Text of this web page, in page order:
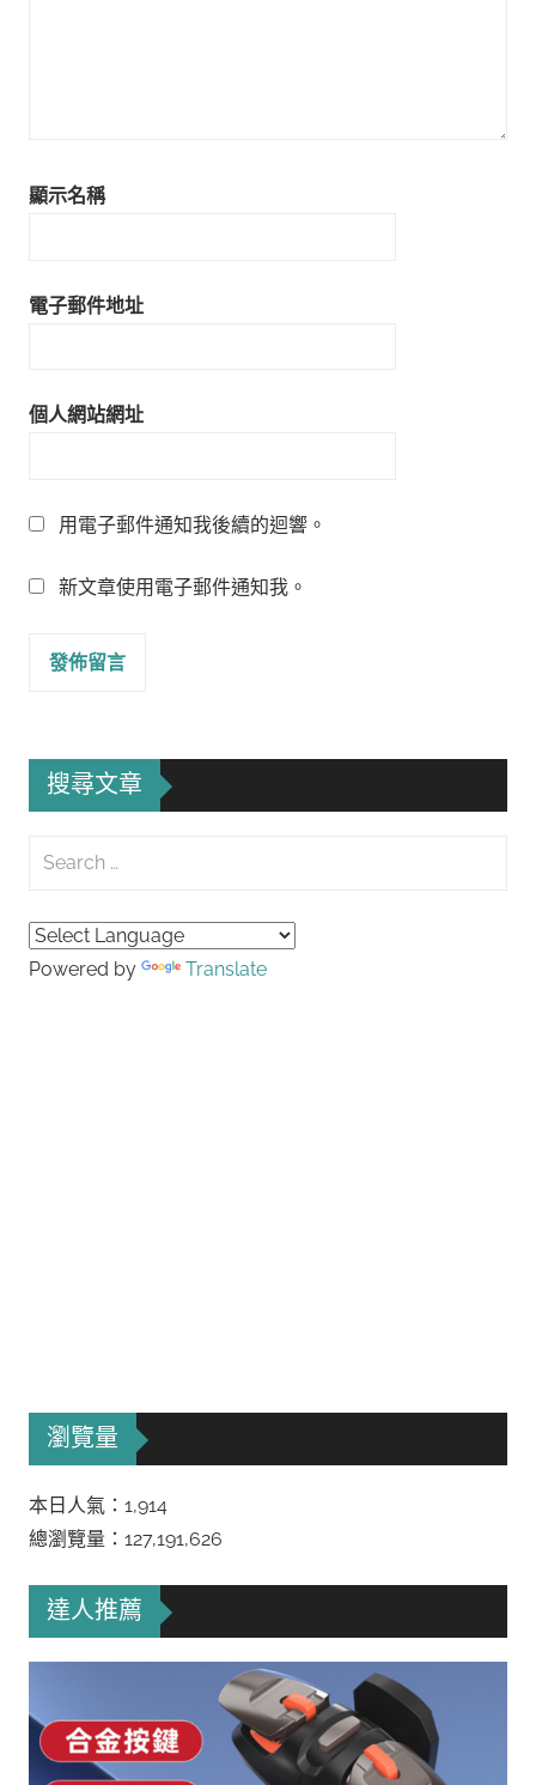
顯示名稱
電子郵件地址
個人網站網址
用電子郵件通知我後續的迴響。
新文章使用電子郵件通知我。
搜尋文章
Search
Powered by Translate
瀏覽量
本日人氣：1,914
總瀏覽量：127,191,626
達人推薦